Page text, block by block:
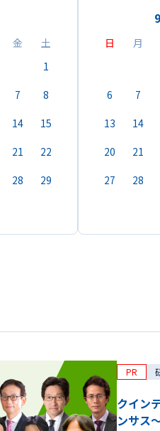
金
土
1
7
8
14
15
21
22
28
29
日 月
6
7
13
14
20
21
27
28
PR
クイン
ンサス